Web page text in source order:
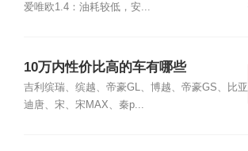
爱唯欧1.4：油耗较低，安...
10万内性价比高的车有哪些
吉利缤瑞、缤越、帝豪GL、博越、帝豪GS、比亚
迪唐、宋、宋MAX、秦p...